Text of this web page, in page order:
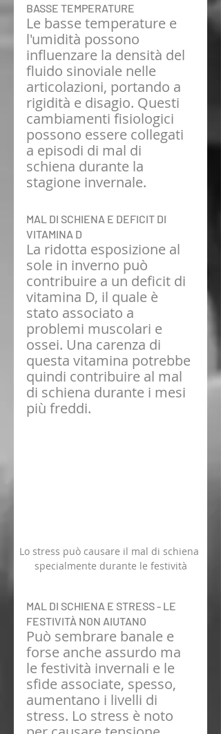
BASSE TEMPERATURE
Le basse temperature e
l'umidità possono
influenzare la densità del
fluido sinoviale nelle
articolazioni, portando a
rigidità e disagio. Questi
cambiamenti fisiologici
possono essere collegati
a episodi di mal di
schiena durante la
stagione invernale.
MAL DI SCHIENA E DEFICIT DI
VITAMINA D
La ridotta esposizione al
sole in inverno può
contribuire a un deficit di
vitamina D, il quale è
stato associato a
problemi muscolari e
ossei. Una carenza di
questa vitamina potrebbe
quindi contribuire al mal
di schiena durante i mesi
più freddi.
Lo stress può causare il mal di schiena
specialmente durante le festività
MAL DI SCHIENA E STRESS - LE
FESTIVITÀ NON AIUTANO
Può sembrare banale e
forse anche assurdo ma
le festività invernali e le
sfide associate, spesso,
aumentano i livelli di
stress. Lo stress è noto